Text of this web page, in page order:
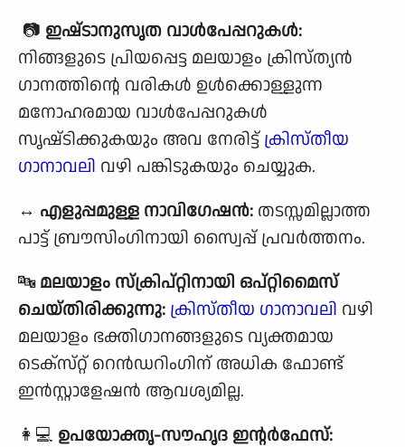
📷 ഇഷ്‌ടാനുസൃത വാൾപേപ്പറുകൾ:
നിങ്ങളുടെ പ്രിയപ്പെട്ട മലയാളം ക്രിസ്ത്യൻ
ഗാനത്തിൻ്റെ വരികൾ ഉൾക്കൊള്ളുന്ന
മനോഹരമായ വാൾപേപ്പറുകൾ
സൃഷ്‌ടിക്കുകയും അവ നേരിട്ട്ക്രിസ്തീയ
ഗാനാവലി വഴി പങ്കിടുകയും ചെയ്യുക.
↔️ എളുപ്പമുള്ള നാവിഗേഷൻ: തടസ്സമില്ലാത്ത
പാട്ട് ബ്രൗസിംഗിനായി സ്വൈപ്പ് പ്രവർത്തനം.
🔤മലയാളം സ്‌ക്രിപ്റ്റിനായി ഒപ്റ്റിമൈസ്
ചെയ്‌തിരിക്കുന്നു: ക്രിസ്തീയ ഗാനാവലി വഴി
മലയാളം ഭക്തിഗാനങ്ങളുടെ വ്യക്തമായ
ടെക്‌സ്‌റ്റ് റെൻഡറിംഗിന് അധിക ഫോണ്ട്
ഇൻസ്റ്റാളേഷൻ ആവശ്യമില്ല.
👩💻 ഉപയോക്തൃ-സൗഹൃദ ഇൻ്റർഫേസ്: